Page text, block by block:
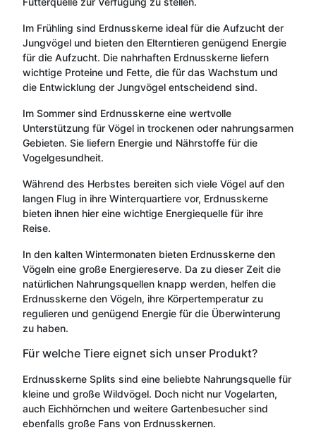
Im Frühling sind Erdnusskerne ideal für die Aufzucht der
Jungvögel und bieten den Elterntieren genügend Energie
für die Aufzucht. Die nahrhaften Erdnusskerne liefern
wichtige Proteine und Fette, die für das Wachstum und
die Entwicklung der Jungvögel entscheidend sind.
Im Sommer sind Erdnusskerne eine wertvolle
Unterstützung für Vögel in trockenen oder nahrungsarmen
Gebieten. Sie liefern Energie und Nährstoffe für die
Vogelgesundheit.
Während des Herbstes bereiten sich viele Vögel auf den
langen Flug in ihre Winterquartiere vor, Erdnusskerne
bieten ihnen hier eine wichtige Energiequelle für ihre
Reise.
In den kalten Wintermonaten bieten Erdnusskerne den
Vögeln eine große Energiereserve. Da zu dieser Zeit die
natürlichen Nahrungsquellen knapp werden, helfen die
Erdnusskerne den Vögeln, ihre Körpertemperatur zu
regulieren und genügend Energie für die Überwinterung
zu haben.
Für welche Tiere eignet sich unser Produkt?
Erdnusskerne Splits sind eine beliebte Nahrungsquelle für
kleine und große Wildvögel. Doch nicht nur Vogelarten,
auch Eichhörnchen und weitere Gartenbesucher sind
ebenfalls große Fans von Erdnusskernen.